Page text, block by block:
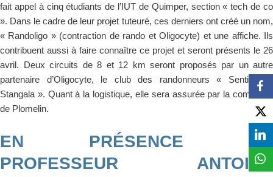
fait appel à cinq étudiants de l’IUT de Quimper, section « tech de co
». Dans le cadre de leur projet tuteuré, ces derniers ont créé un nom,
« Randoligo » (contraction de rando et Oligocyte) et une affiche. Ils
contribuent aussi à faire connaître ce projet et seront présents le 26
avril. Deux circuits de 8 et 12 km seront proposés par un autre
partenaire d’Oligocyte, le club des randonneurs « Sentier du
Stangala ». Quant à la logistique, elle sera assurée par la commune
de Plomelin.
EN PRÉSENCE DU
PROFESSEUR ANTOINE